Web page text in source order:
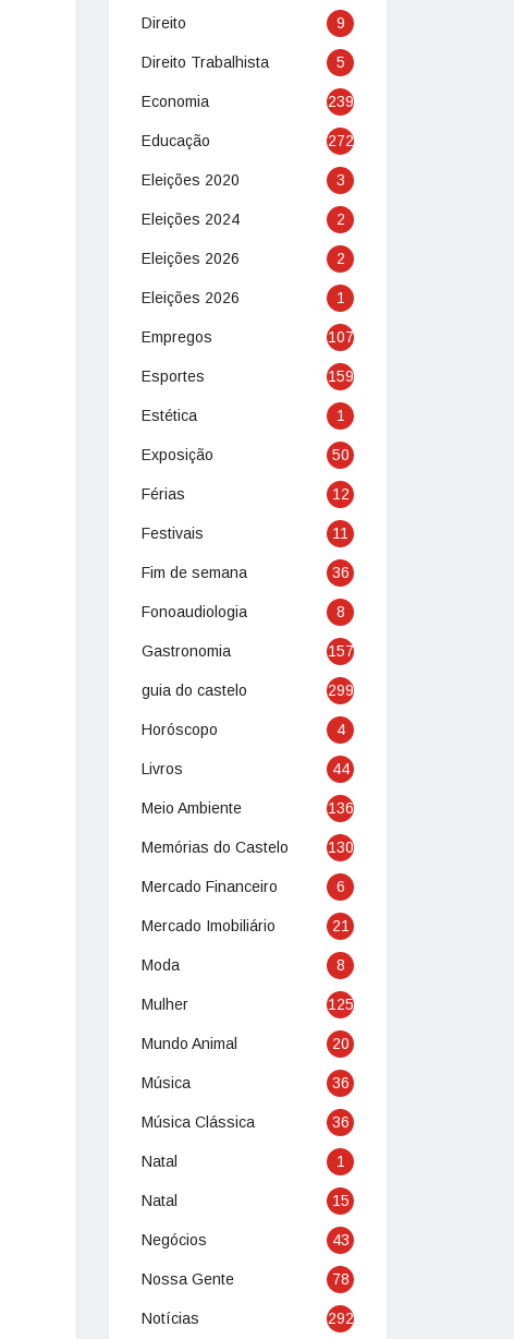
Direito 9
Direito Trabalhista 5
Economia 239
Educação 272
Eleições 2020 3
Eleições 2024 2
Eleições 2026 2
Eleições 2026 1
Empregos 107
Esportes 159
Estética 1
Exposição 50
Férias 12
Festivais 11
Fim de semana 36
Fonoaudiologia 8
Gastronomia 157
guia do castelo 299
Horóscopo 4
Livros 44
Meio Ambiente 136
Memórias do Castelo 130
Mercado Financeiro 6
Mercado Imobiliário 21
Moda 8
Mulher 125
Mundo Animal 20
Música 36
Música Clássica 36
Natal 1
Natal 15
Negócios 43
Nossa Gente 78
Notícias 292